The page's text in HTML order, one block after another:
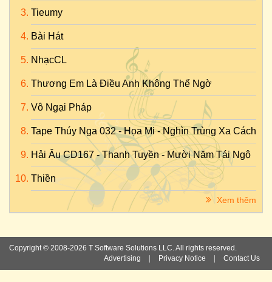
Tieumy
Bài Hát
NhạcCL
Thương Em Là Điều Anh Không Thể Ngờ
Vô Ngại Pháp
Tape Thúy Nga 032 - Họa Mi - Nghìn Trùng Xa Cách
Hải Âu CD167 - Thanh Tuyền - Mười Năm Tái Ngộ
Thiền
Xem thêm
Copyright © 2008-2026 T Software Solutions LLC. All rights reserved.
Advertising
Privacy Notice Contact Us